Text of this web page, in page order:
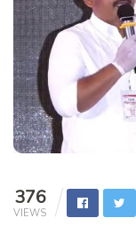
376
VIEWS